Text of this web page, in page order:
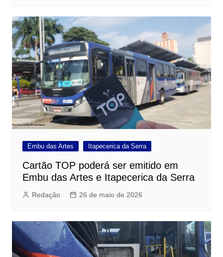
Embu das Artes Itapecerica da Serra
Cartão TOP poderá ser emitido em
Embu das Artes e Itapecerica da Serra
Redação 26 de maio de 2026